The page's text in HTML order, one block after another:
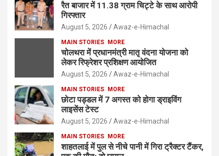
रैत बाजार में 11.38 ग्राम चिट्टे के साथ आरोपी
गिरफ्तार
August 5, 2026 Awaz-e-Himachal
MAIN STORIES MORE
चोलथरा में प्रधानमंत्री मातृ वंदना योजना को
लेकर रिफ्रेशर प्रशिक्षण आयोजित
August 5, 2026 Awaz-e-Himachal
MAIN STORIES MORE
छोटा पड्डल में 7 अगस्त को होगा ड्राइविंग
लाइसेंस टेस्ट
August 5, 2026 Awaz-e-Himachal
MAIN STORIES MORE
शाहतलाई में पुल से नीचे पानी में गिरा ट्रैक्टर टैंकर,